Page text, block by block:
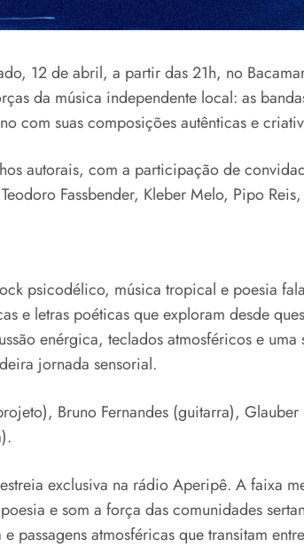
12 de abril, a partir das 21h, no
da música independente local: as
com suas composições autênticas e
autorais, com a participação de
Fassbender, Kleber Melo, Pipo
psicodélico, música tropical e poesia
e letras poéticas que exploram desde
enérgica, teclados atmosféricos e
jornada sensorial.
Bruno Fernandes (guitarra),
exclusiva na rádio Aperipê. A faixa
e som a força das comunidades
atmosféricas que transitam